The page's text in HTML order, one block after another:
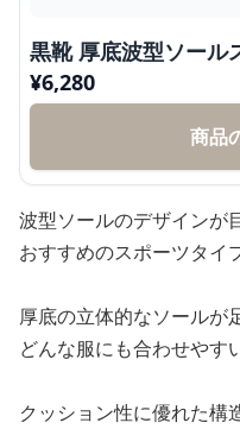
黒靴 厚底波型ソール
¥6,280
商品
波型ソールのデザインが
おすすめのスポーツタイ
厚底の立体的なソールが
どんな服にも合わせやす
クッション性に優れた構